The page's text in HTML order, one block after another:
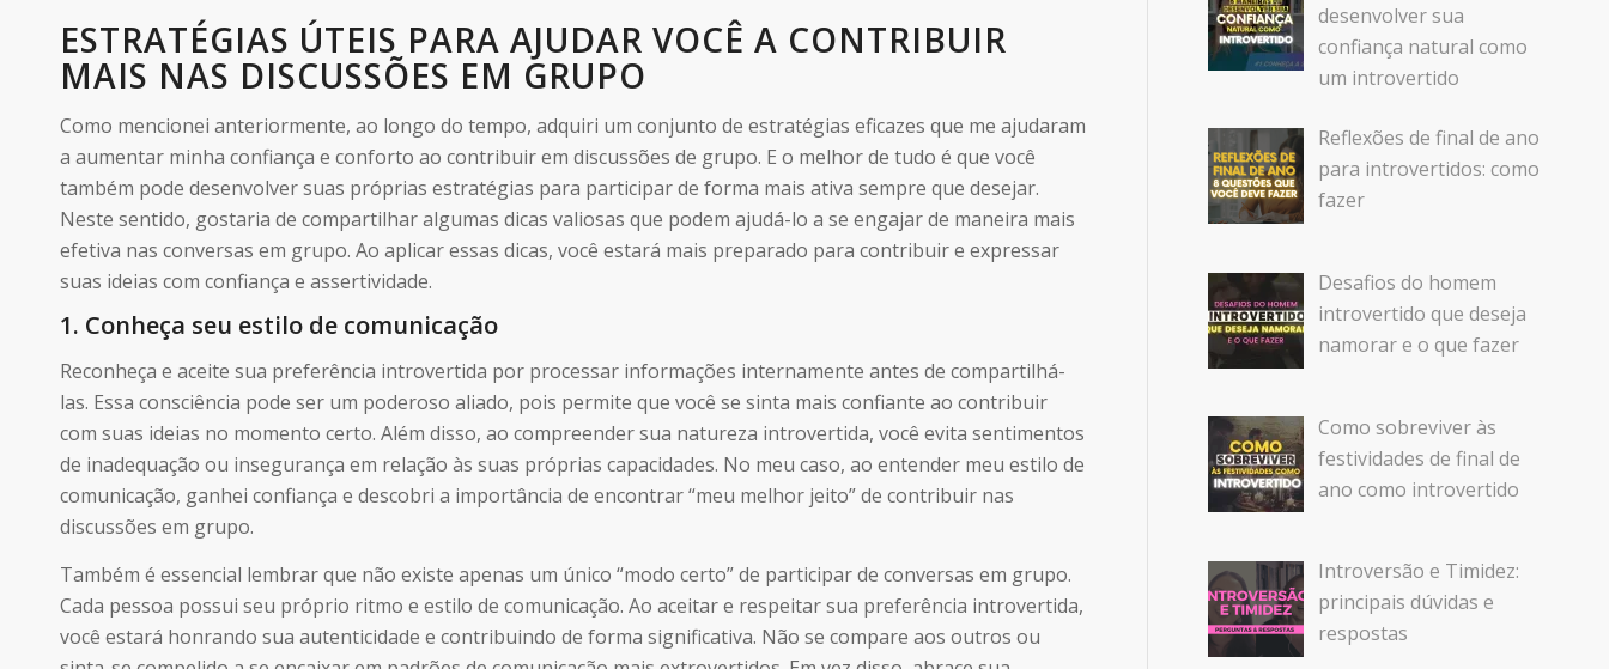
ESTRATÉGIAS ÚTEIS PARA AJUDAR VOCÊ A CONTRIBUIR
MAIS NAS DISCUSSÕES EM GRUPO
Como mencionei anteriormente, ao longo do tempo, adquiri um conjunto de estratégias eficazes que me ajudaram
a aumentar minha confiança e conforto ao contribuir em discussões de grupo. E o melhor de tudo é que você
também pode desenvolver suas próprias estratégias para participar de forma mais ativa sempre que desejar.
Neste sentido, gostaria de compartilhar algumas dicas valiosas que podem ajudá-lo a se engajar de maneira mais
efetiva nas conversas em grupo. Ao aplicar essas dicas, você estará mais preparado para contribuir e expressar
suas ideias com confiança e assertividade.
1. Conheça seu estilo de comunicação
Reconheça e aceite sua preferência introvertida por processar informações internamente antes de compartilhá-
las. Essa consciência pode ser um poderoso aliado, pois permite que você se sinta mais confiante ao contribuir
com suas ideias no momento certo. Além disso, ao compreender sua natureza introvertida, você evita sentimentos
de inadequação ou insegurança em relação às suas próprias capacidades. No meu caso, ao entender meu estilo de
comunicação, ganhei confiança e descobri a importância de encontrar “meu melhor jeito” de contribuir nas
discussões em grupo.
Também é essencial lembrar que não existe apenas um único “modo certo” de participar de conversas em grupo.
Cada pessoa possui seu próprio ritmo e estilo de comunicação. Ao aceitar e respeitar sua preferência introvertida,
você estará honrando sua autenticidade e contribuindo de forma significativa. Não se compare aos outros ou
desenvolver sua
confiança natural como
um introvertido
Reflexões de final de ano
para introvertidos: como
fazer
Desafios do homem
introvertido que deseja
namorar e o que fazer
Como sobreviver às
festividades de final de
ano como introvertido
Introversão e Timidez:
principais dúvidas e
respostas